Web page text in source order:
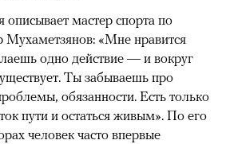
мастер спорта по
Мухаметзянов: «Мне нравится
одно действие — и вокруг
Ты забываешь про
обязанности. Есть только
пути и остаться живым». По его
человек часто впервые